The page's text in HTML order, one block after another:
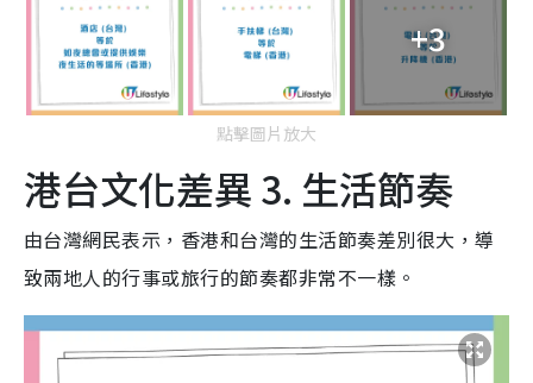
+3
點擊圖片放大
港台文化差異 3. 生活節奏
由台灣網民表示，香港和台灣的生活節奏差別很大，導
致兩地人的行事或旅行的節奏都非常不一樣。